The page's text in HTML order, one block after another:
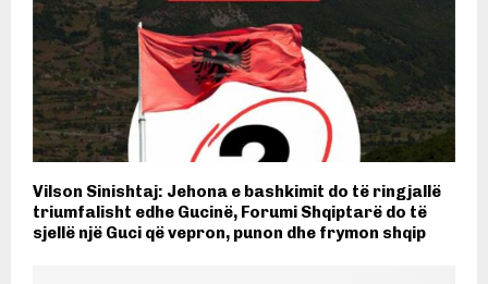
Vilson Sinishtaj: Jehona e bashkimit do të ringjallë
triumfalisht edhe Gucinë, Forumi Shqiptarë do të
sjellë një Guci që vepron, punon dhe frymon shqip